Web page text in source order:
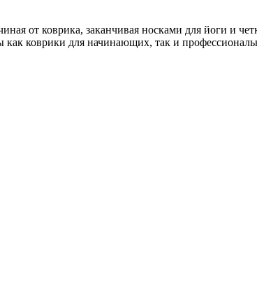
от коврика, заканчивая носками для йоги и
коврики для начинающих, так и